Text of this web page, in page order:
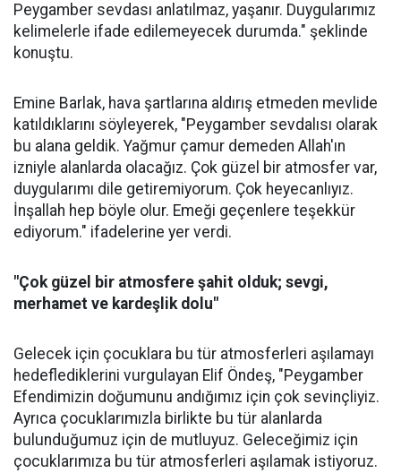
Peygamber sevdası anlatılmaz, yaşanır. Duygularımız
kelimelerle ifade edilemeyecek durumda." şeklinde
konuştu.
Emine Barlak, hava şartlarına aldırış etmeden mevlide
katıldıklarını söyleyerek, "Peygamber sevdalısı olarak
bu alana geldik. Yağmur çamur demeden Allah'ın
izniyle alanlarda olacağız. Çok güzel bir atmosfer var,
duygularımı dile getiremiyorum. Çok heyecanlıyız.
İnşallah hep böyle olur. Emeği geçenlere teşekkür
ediyorum." ifadelerine yer verdi.
"Çok güzel bir atmosfere şahit olduk; sevgi,
merhamet ve kardeşlik dolu"
Gelecek için çocuklara bu tür atmosferleri aşılamayı
hedeflediklerini vurgulayan Elif Öndeş, "Peygamber
Efendimizin doğumunu andığımız için çok sevinçliyiz.
Ayrıca çocuklarımızla birlikte bu tür alanlarda
bulunduğumuz için de mutluyuz. Geleceğimiz için
çocuklarımıza bu tür atmosferleri aşılamak istiyoruz.